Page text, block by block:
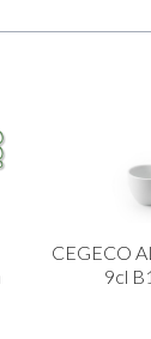
CEGECO
9cl